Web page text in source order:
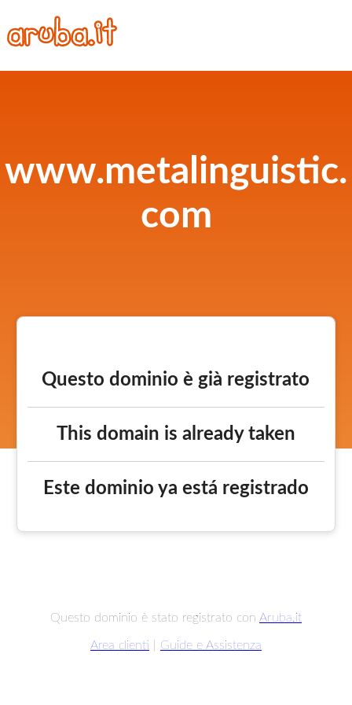
www.metalinguistic.
com
Questo dominio è già registrato
This domain is already taken
Este dominio ya está registrado
Questo dominio è stato registrato con Aruba.it
Area clienti Guide e Assistenza